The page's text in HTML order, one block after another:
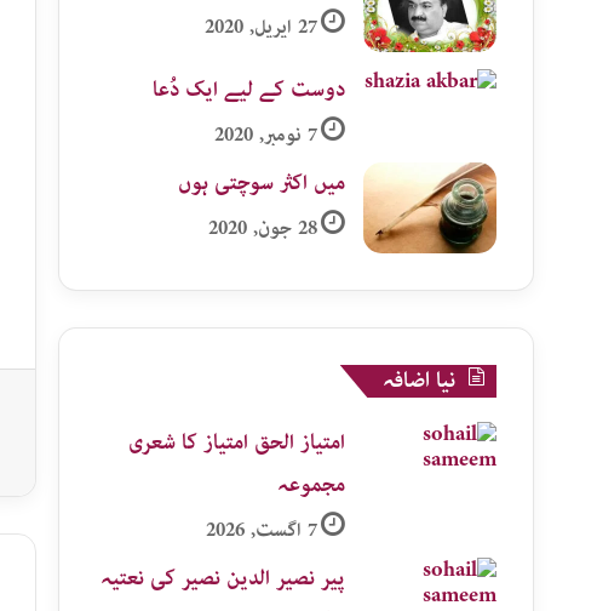
27 اپریل, 2020
دوست کے لیے ایک دُعا
7 نومبر, 2020
میں اکثر سوچتی ہوں
28 جون, 2020
نیا اضافہ
امتیاز الحق امتیاز کا شعری
مجموعہ
7 اگست, 2026
پیر نصیر الدین نصیر کی نعتیہ